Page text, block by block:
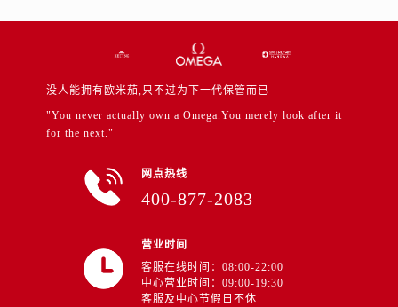
没人能拥有欧米茄,只不过为下一代保管而已
"You never actually own a Omega.You merely look after it
for the next."
网点热线
400-877-2083
营业时间
客服在线时间：08:00-22:00
中心营业时间：09:00-19:30
客服及中心节假日不休